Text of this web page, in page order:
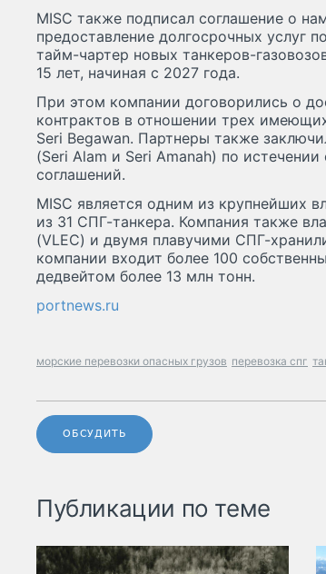
MISC также подписал соглашение о
предоставление долгосрочных услуг
тайм-чартер новых танкеров-
15 лет, начиная с 2027 года.
При этом компании договорились о
контрактов в отношении трех
Seri Begawan. Партнеры также
(Seri Alam и Seri Amanah) по
соглашений.
MISC является одним из крупнейших
из 31 СПГ-танкера. Компания также
(VLEC) и двумя плавучими СПГ-
компании входит более 100
дедвейтом более 13 млн тонн.
portnews.ru
морские перевозки опасных грузов перевозка спг
ОБСУДИТЬ
Публикации по теме